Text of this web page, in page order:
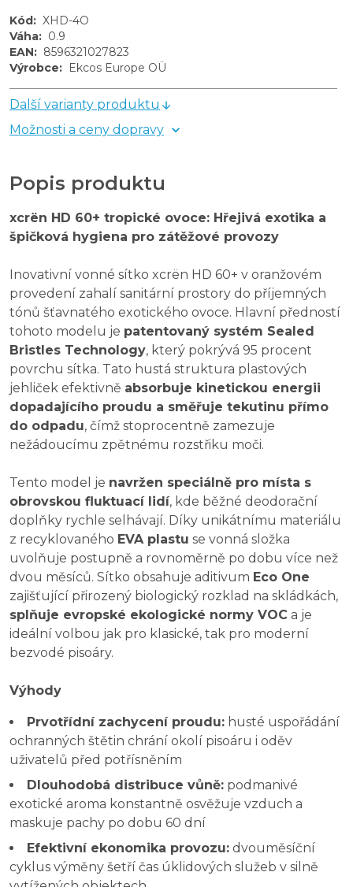
Kód: XHD-4O
Váha: 0.9
EAN: 8596321027823
Výrobce: Ekcos Europe OÜ
Další varianty produktu
Možnosti a ceny dopravy
Popis produktu
xcrën HD 60+ tropické ovoce: Hřejivá exotika a
špičková hygiena pro zátěžové provozy
Inovativní vonné sítko xcrën HD 60+ v oranžovém
provedení zahalí sanitární prostory do příjemných
tónů šťavnatého exotického ovoce. Hlavní předností
tohoto modelu je patentovaný systém Sealed
Bristles Technology, který pokrývá 95 procent
povrchu sítka. Tato hustá struktura plastových
jehliček efektivně absorbuje kinetickou energii
dopadajícího proudu a směřuje tekutinu přímo
do odpadu, čímž stoprocentně zamezuje
nežádoucímu zpětnému rozstřiku moči.
Tento model je navržen speciálně pro místa s
obrovskou fluktuací lidí, kde běžné deodorační
doplňky rychle selhávají. Díky unikátnímu materiálu
z recyklovaného EVA plastu se vonná složka
uvolňuje postupně a rovnoměrně po dobu více než
dvou měsíců. Sítko obsahuje aditivum Eco One
zajišťující přirozený biologický rozklad na skládkách,
splňuje evropské ekologické normy VOC a je
ideální volbou jak pro klasické, tak pro moderní
bezvodé pisoáry.
Výhody
Prvotřídní zachycení proudu: husté uspořádání
ochranných štětin chrání okolí pisoáru i oděv
uživatelů před potřísněním
Dlouhodobá distribuce vůně: podmanivé
exotické aroma konstantně osvěžuje vzduch a
maskuje pachy po dobu 60 dní
Efektivní ekonomika provozu: dvouměsíční
cyklus výměny šetří čas úklidových služeb v silně